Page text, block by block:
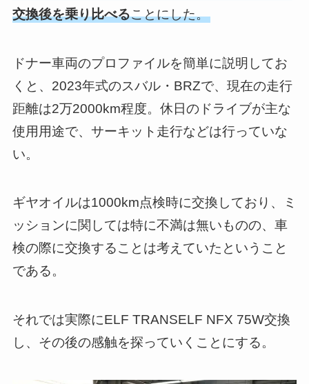
交換後を乗り比べることにした。
ドナー車両のプロファイルを簡単に説明してお
くと、2023年式のスバル・BRZで、現在の走行
距離は2万2000km程度。休日のドライブが主な
使用用途で、サーキット走行などは行っていな
い。
ギヤオイルは1000km点検時に交換しており、ミ
ッションに関しては特に不満は無いものの、車
検の際に交換することは考えていたということ
である。
それでは実際にELF TRANSELF NFX 75W交換
し、その後の感触を探っていくことにする。